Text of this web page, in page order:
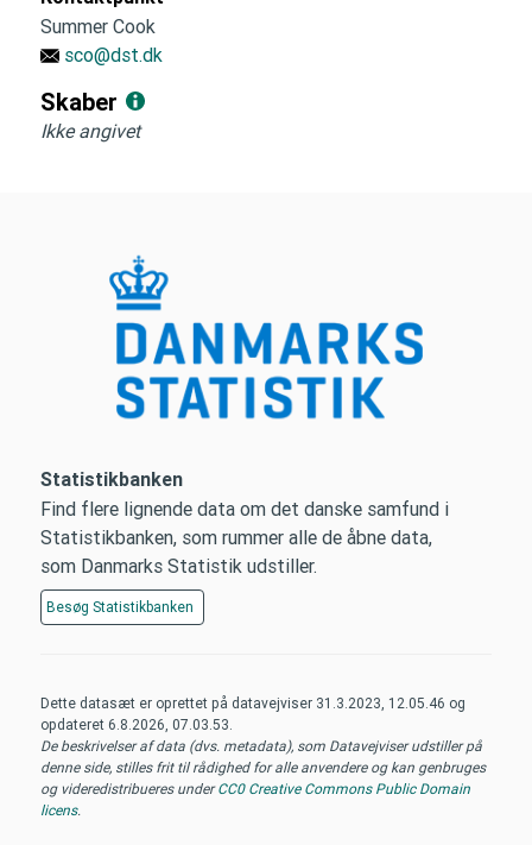
Summer Cook
sco@dst.dk
Skaber
Ikke angivet
Statistikbanken
Find flere lignende data om det danske samfund i
Statistikbanken, som rummer alle de åbne data,
som Danmarks Statistik udstiller.
Besøg Statistikbanken
Dette datasæt er oprettet på datavejviser 31.3.2023, 12.05.46 og
opdateret 6.8.2026, 07.03.53
De beskrivelser af data (dvs. metadata), som Datavejviser udstiller på
denne side, stilles frit til rådighed for alle anvendere og kan genbruges
og videredistribueres underCC0 Creative Commons Public Domain
licens.